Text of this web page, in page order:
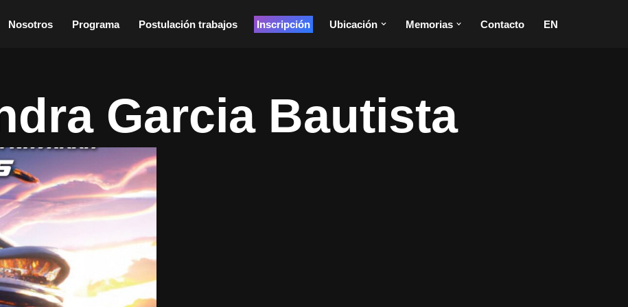
Nosotros Programa Postulación trabajos Inscripción Ubicación Memorias Contacto EN
Garcia Bautista